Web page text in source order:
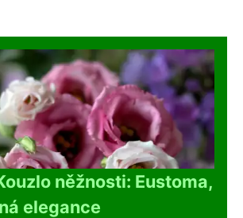
něžnosti: Eustoma,
elegance